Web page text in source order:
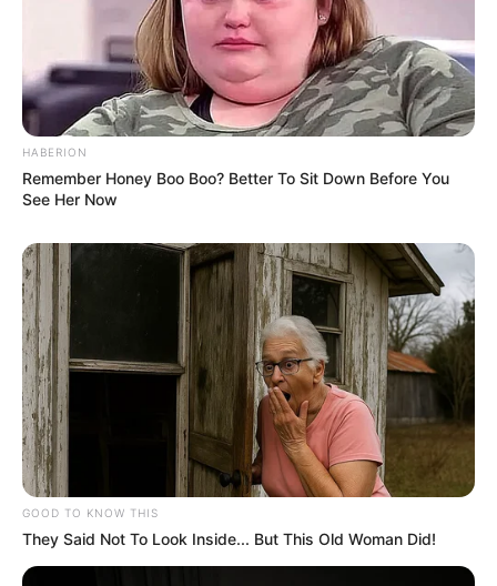
HABERION
Remember Honey Boo Boo? Better To Sit Down Before You
See Her Now
GOOD TO KNOW THIS
They Said Not To Look Inside... But This Old Woman Did!